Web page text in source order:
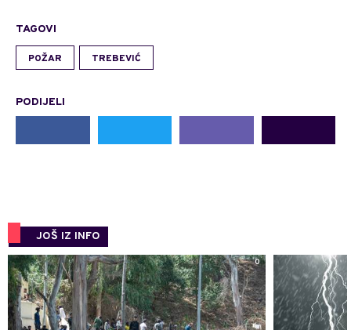
TAGOVI
POŽAR TREBEVIĆ
PODIJELI
JOŠ IZ INFO
0